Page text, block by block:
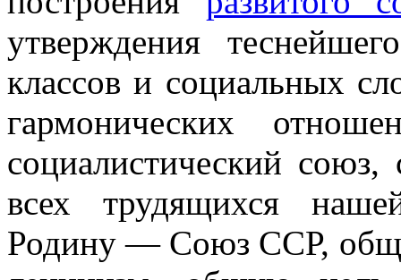
утверждения
классов и социальных
гармонических
социалистический
всех трудящихся
Родину — Союз ССР,